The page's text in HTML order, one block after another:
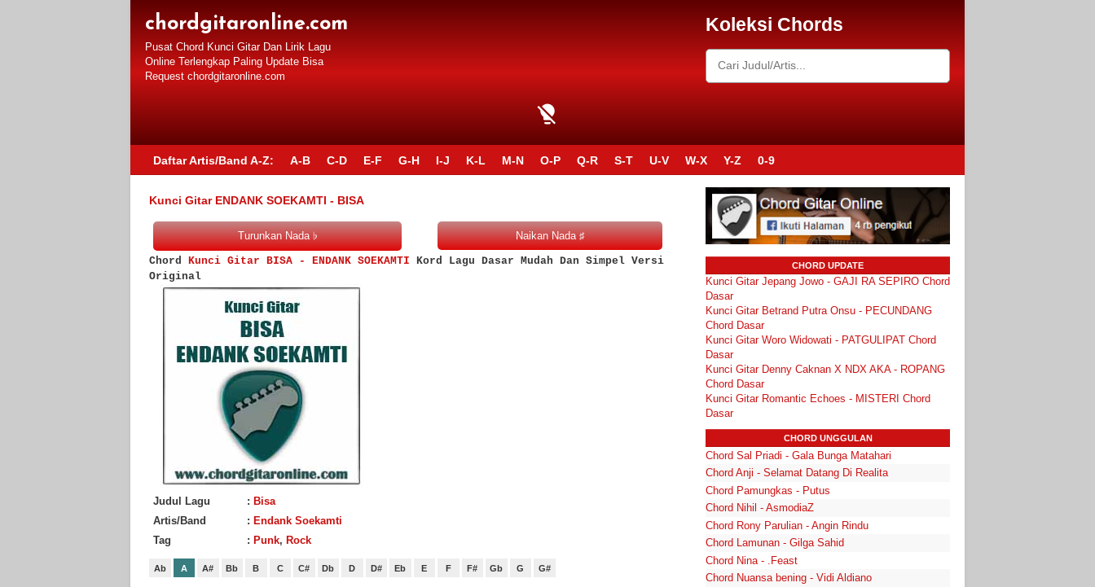
chordgitaronline.com
Pusat Chord Kunci Gitar Dan Lirik Lagu
Online Terlengkap Paling Update Bisa
Request chordgitaronline.com
Koleksi Chords
Daftar Artis/Band A-Z: A-B C-D E-F G-H I-J K-L M-N O-P Q-R S-T U-V W-X Y-Z 0-9
Kunci Gitar ENDANK SOEKAMTI - BISA
Chord Kunci Gitar BISA - ENDANK SOEKAMTI Kord Lagu Dasar Mudah Dan Simpel Versi
Original
Judul Lagu : Bisa
Artis/Band
: Endank Soekamti
Tag
: Punk, Rock
Ab A A# Bb B C C# Db D D# Eb E F F# Gb G G#
CHORD UPDATE
Kunci Gitar Jepang Jowo - GAJI RA SEPIRO Chord
Dasar
Kunci Gitar Betrand Putra Onsu - PECUNDANG
Chord Dasar
Kunci Gitar Woro Widowati - PATGULIPAT Chord
Dasar
Kunci Gitar Denny Caknan X NDX AKA - ROPANG
Chord Dasar
Kunci Gitar Romantic Echoes - MISTERI Chord
Dasar
CHORD UNGGULAN
Chord Sal Priadi - Gala Bunga Matahari
Chord Anji - Selamat Datang Di Realita
Chord Pamungkas - Putus
Chord Nihil - AsmodiaZ
Chord Rony Parulian - Angin Rindu
Chord Lamunan - Gilga Sahid
Chord Nina - .Feast
Chord Nuansa bening - Vidi Aldiano